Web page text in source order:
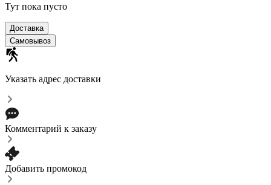
Тут пока пусто
Доставка
Самовывоз
Указать адрес доставки
Комментарий к заказу
Добавить промокод